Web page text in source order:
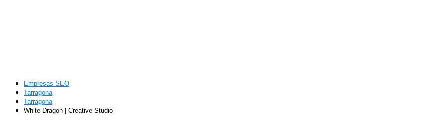
Empresas SEO
Tarragona
Tarragona
White Dragon | Creative Studio